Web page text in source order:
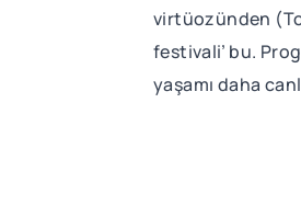
virtüozünden
festivali’ bu.
yaşamı daha